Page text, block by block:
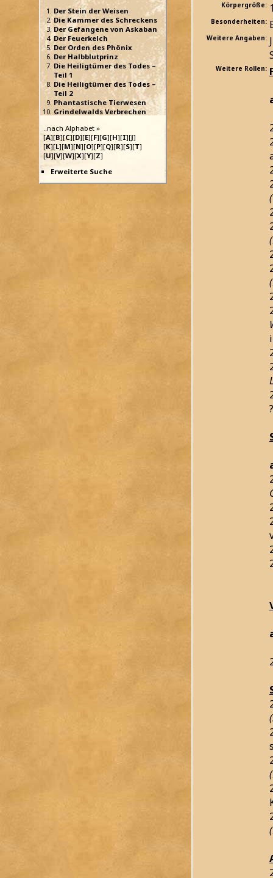
Der Stein der Weisen
Die Kammer des Schreckens
Der Gefangene von Askaban
Der Feuerkelch
Der Orden des Phönix
Der Halbblutprinz
Die Heiligtümer des Todes –
Teil 1
Die Heiligtümer des Todes –
Teil 2
Phantastische Tierwesen
Grindelwalds Verbrechen
..nach Alphabet »
[A][B][C][D][E][F][G][H][I][J]
[K][L][M][N][O][P][Q][R][S][T]
[U][V][W][X][Y][Z]
Erweiterte Suche
Körpergröße:
Besonderheiten:
Weitere Angaben:
Weitere Rollen: